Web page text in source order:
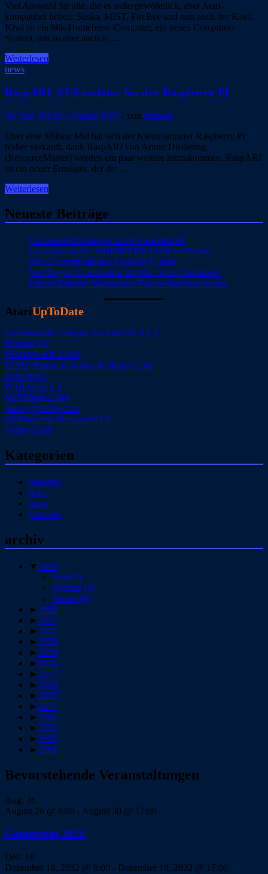
Viel Auswahl für alle, die es außergewöhnlich, aber Atari-
kompatibel lieben: Suska, MIST, FireBee und nun auch der Kiwi.
Kiwi ist ein 68k-Homebrew-Computer, ein neues Computer-
System, das so aber auch in …
Kiwi-
Computer
sofort
erhältlich
Weiterlesen
news
RaspARI, ST-Emulator für den Raspberry PI
30. Juni 201425. August 2025 - von miajaap
Über eine Million Mal hat sich der Kleincomputer Raspberry PI
bisher verkauft, dank RaspARI von Armin Diedering
(ResourceMaster) werden ein paar weitere hinzukommen. RaspARI
ist ein neuer Emulator, der die …
RaspARI,
Emulator
für
Raspberry
Weiterlesen
Neueste Beiträge
Command & Conquer kommt auf den ST
Festplattentreiber HDDRIVER 13.00 verfügbar
SDL2 kommt auf den FreeMiNT-Atari
NoSTalgia: ST-Emulator für Mac feiert Comeback
Falcon Rebuild: Wizztronics Falcon-Nachbau bootet
AtariUpToDate
Command & Conquer for Atari ST 0.1.1
Motosu 1.0
HDDRIVER 13.00
P2SM (Pixels to Sprites & Masks) 1.6C
Forth 0.8.3
fVDI Snap 1.2
NoSTalgia 2.0b8
Handy (GEM) 0.95
GEMagnetic (Respawn) 1.1
Vision 5.0a0
Kategorien
featured
links
news
software
archiv
▼ 2026
Juni (2)
Februar(2)
Januar(6)
► 2025
► 2022
► 2021
► 2020
► 2019
► 2018
► 2017
► 2016
► 2015
► 2014
► 2004
► 2003
► 2002
► 2001
Bevorstehende Veranstaltungen
Aug. 26
August 26 @ 8:00 - August 30 @ 17:00
Gamescom 2026
Dez. 18
Dezember 18, 2032 @ 8:00 - Dezember 19, 2032 @ 17:00